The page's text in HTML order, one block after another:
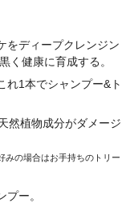
をディープクレンジン
く健康に育成する。
れ1本でシャンプー&ト
然植物成分がダメージ
の場合はお手持ちのトリー
ー。